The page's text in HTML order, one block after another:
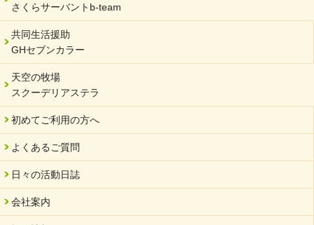
2023/12/29
年末年始のお知らせ
2023/12/18
北方支店・保護者交流会「収穫祭」
2023/11/08
オンラインショップを開設しました
2023/10/20
「可児の企業魅力発見フェア」に出展しました
2023/10/17
馬糞堆肥「馬の力」販売開始
2023/08/18
さくらサーバントb-team
共同生活援助
GHセブンカラー
天空の牧場
スクーデリアステラ
初めてご利用の方へ
よくあるご質問
日々の活動日誌
会社案内